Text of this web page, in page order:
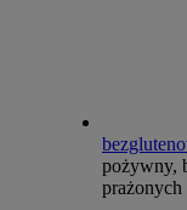
pożywny,